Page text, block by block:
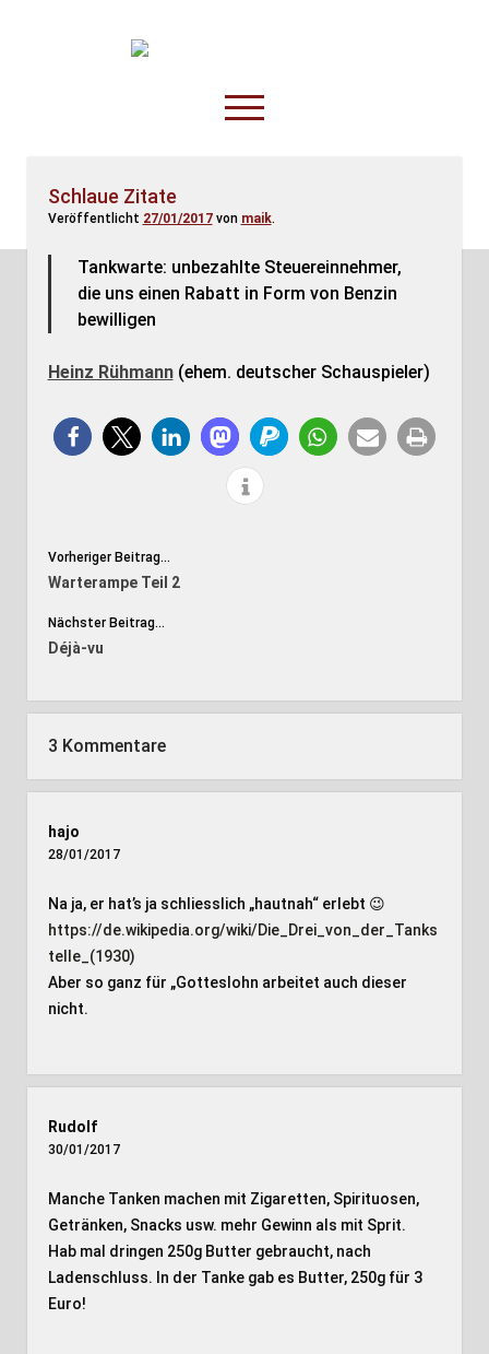
TruckOnline.de
open
menu
Anderswo
Spesenliste
Fahrer
Schlaue Zitate
Veröffentlicht 27/01/2017von maik.
Tankwarte: unbezahlte Steuereinnehmer,
die uns einen Rabatt in Form von Benzin
bewilligen
Heinz Rühmann(ehem. deutscher Schauspieler)
Vorheriger Beitrag...
Warterampe Teil 2
Nächster Beitrag...
Déjà-vu
3 Kommentare
hajo
28/01/2017
Na ja, er hat’s ja schliesslich „hautnah“ erlebt 😉
https://de.wikipedia.org/wiki/Die_Drei_von_der_Tanks
telle_(1930)
Aber so ganz für „Gotteslohn arbeitet auch dieser
nicht.
Rudolf
30/01/2017
Manche Tanken machen mit Zigaretten, Spirituosen,
Getränken, Snacks usw. mehr Gewinn als mit Sprit.
Hab mal dringen 250g Butter gebraucht, nach
Ladenschluss. In der Tanke gab es Butter, 250g für 3
Euro!